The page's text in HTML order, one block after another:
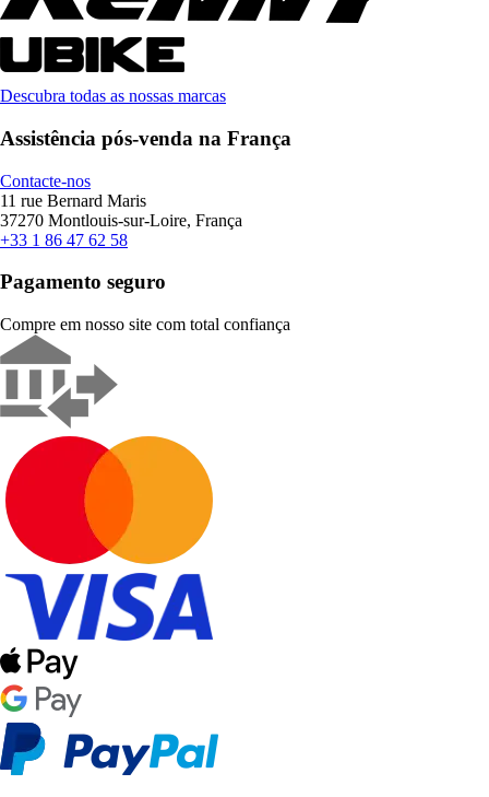
Descubra todas as nossas marcas
Assistência pós-venda na França
Contacte-nos
11 rue Bernard Maris
37270 Montlouis-sur-Loire, França
+33 1 86 47 62 58
Pagamento seguro
Compre em nosso site com total confiança